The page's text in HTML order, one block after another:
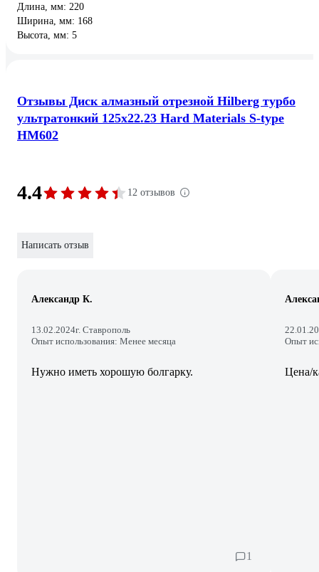
Длина, мм: 220
Ширина, мм: 168
Высота, мм: 5
Отзывы Диск алмазный отрезной Hilberg турбо
ультратонкий 125x22.23 Hard Materials S-type
HM602
4.4 12 отзывов
Написать отзыв
Александр К.
13.02.2024г. Ставрополь
Опыт использования: Менее месяца
Нужно иметь хорошую болгарку.
1
Опыт
Цена/